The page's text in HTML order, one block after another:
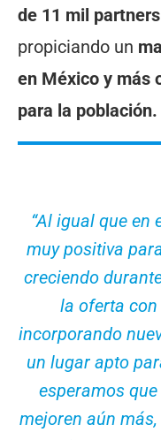
de 11 mil
propiciando un
en México y más
para la población.
“Al igual que en
muy positiva
creciendo
la oferta
incorporando
un lugar apto
esperamos
mejoren aún